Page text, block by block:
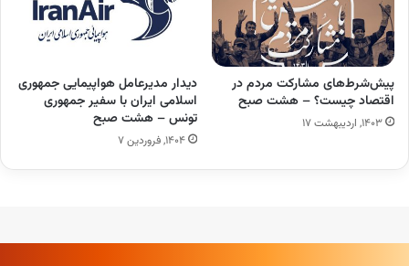
پیش‌شرط‌های مشارکت مردم در
اقتصاد چیست؟ – هشت صبح
۱۴۰۳, اردیبهشت ۱۷
دیدار مدیرعامل هواپیمایی جمهوری
اسلامی ایران با سفیر جمهوری
تونس – هشت صبح
۱۴۰۴, فروردین ۷